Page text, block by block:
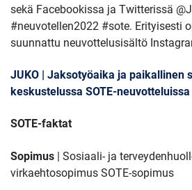
sekä Facebookissa ja Twitterissä
#neuvotellen2022 #sote. Erityisesti
suunnattu neuvottelusisältö
JUKO | Jaksotyöaika ja paikallinen
keskustelussa SOTE-
SOTE-faktat
Sopimus | Sosiaali- ja
virkaehtosopimus SOTE-sopimus